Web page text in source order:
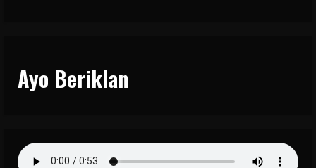
Ayo Beriklan